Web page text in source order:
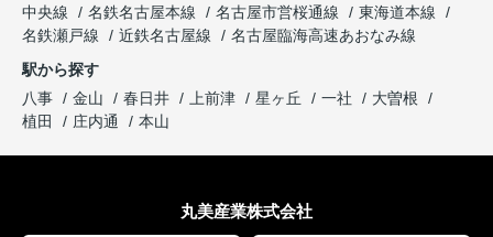
中央線
名鉄名古屋本線 名古屋市営桜通線
東海道本線
名鉄瀬戸線
近鉄名古屋線
名古屋臨海高速あおなみ線
駅から探す
八事
金山 春日井 上前津 星ヶ丘 一社
大曽根
植田
庄内通 本山
丸美産業株式会社